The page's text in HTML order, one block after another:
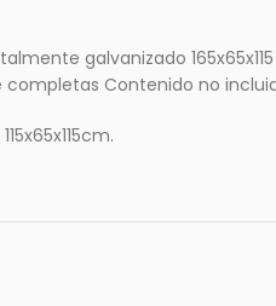
galvanizado
Contenido no